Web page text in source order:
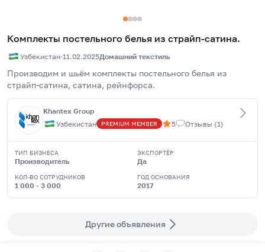
Комплекты постельного белья из страйп-сатина.
Узбекистан·11.02.2025Домашний текстиль
Производим и шьём комплекты постельного белья из
страйп-сатина, сатина, рейнфорса.
Khantex Group
Узбекистан
PREMIUM MEMBER 5 Отзывы (1)
ТИП БИЗНЕСА
Производитель
ЭКСПОРТЁР
Да
КОЛ-ВО СОТРУДНИКОВ
1 000 - 3 000
ГОД ОСНОВАНИЯ
2017
Другие объявления